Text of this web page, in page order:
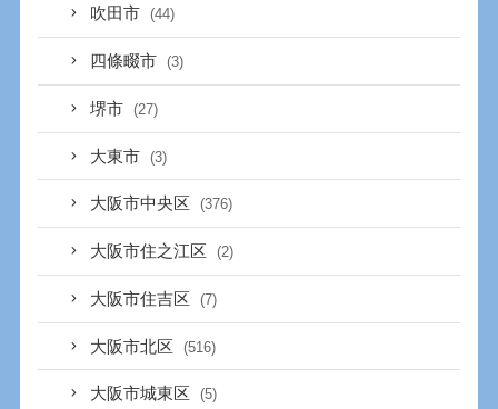
吹田市 (44)
四條畷市 (3)
堺市 (27)
大東市 (3)
大阪市中央区 (376)
大阪市住之江区 (2)
大阪市住吉区 (7)
大阪市北区 (516)
大阪市城東区 (5)